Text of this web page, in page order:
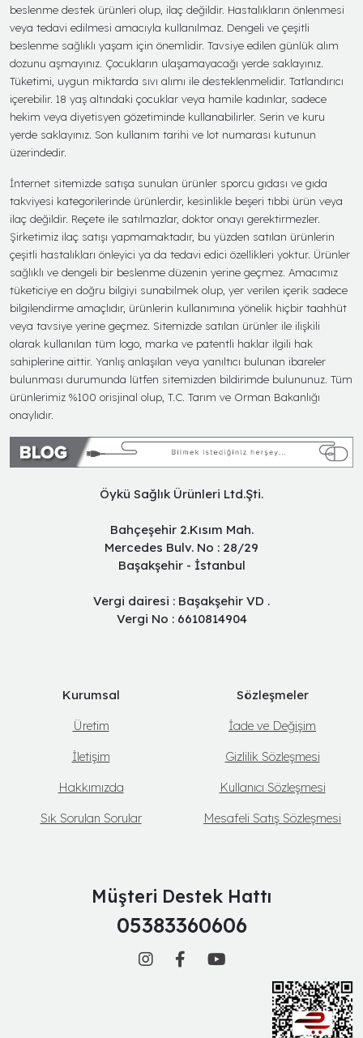
beslenme destek ürünleri olup, ilaç değildir. Hastalıkların önlenmesi
veya tedavi edilmesi amacıyla kullanılmaz. Dengeli ve çeşitli
beslenme sağlıklı yaşam için önemlidir. Tavsiye edilen günlük alım
dozunu aşmayınız. Çocukların ulaşamayacağı yerde saklayınız.
Tüketimi, uygun miktarda sıvı alımı ile desteklenmelidir. Tatlandırıcı
içerebilir. 18 yaş altındaki çocuklar veya hamile kadınlar, sadece
hekim veya diyetisyen gözetiminde kullanabilirler. Serin ve kuru
yerde saklayınız. Son kullanım tarihi ve lot numarası kutunun
üzerindedir.
İnternet sitemizde satışa sunulan ürünler sporcu gıdası ve gıda
takviyesi kategorilerinde ürünlerdir, kesinlikle beşeri tıbbi ürün veya
ilaç değildir. Reçete ile satılmazlar, doktor onayı gerektirmezler.
Şirketimiz ilaç satışı yapmamaktadır, bu yüzden satılan ürünlerin
çeşitli hastalıkları önleyici ya da tedavi edici özellikleri yoktur. Ürünler
sağlıklı ve dengeli bir beslenme düzenin yerine geçmez. Amacımız
tüketiciye en doğru bilgiyi sunabilmek olup, yer verilen içerik sadece
bilgilendirme amaçlıdır, ürünlerin kullanımına yönelik hiçbir taahhüt
veya tavsiye yerine geçmez. Sitemizde satılan ürünler ile ilişkili
olarak kullanılan tüm logo, marka ve patentli haklar ilgili hak
sahiplerine aittir. Yanlış anlaşılan veya yanıltıcı bulunan ibareler
bulunması durumunda lütfen sitemizden bildirimde bulununuz. Tüm
ürünlerimiz %100 orisjinal olup, T.C. Tarım ve Orman Bakanlığı
onaylıdır.
Öykü Sağlık Ürünleri Ltd.Şti.
Bahçeşehir 2.Kısım Mah.
Mercedes Bulv. No : 28/29
Başakşehir - İstanbul
Vergi dairesi : Başakşehir VD .
Vergi No : 6610814904
Kurumsal
Üretim
İletişim
Hakkımızda
Sık Sorulan Sorular
Sözleşmeler
İade ve Değişim
Gizlilik Sözleşmesi
Kullanıcı Sözleşmesi
Mesafeli Satış Sözleşmesi
Müşteri Destek Hattı
05383360606